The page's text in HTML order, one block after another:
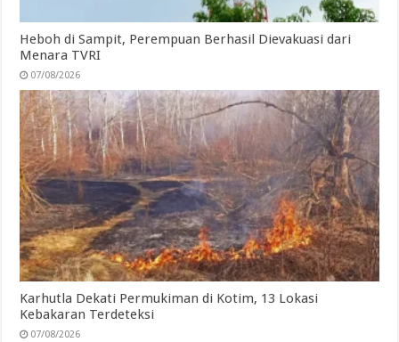
Heboh di Sampit, Perempuan Berhasil Dievakuasi dari
Menara TVRI
07/08/2026
Karhutla Dekati Permukiman di Kotim, 13 Lokasi
Kebakaran Terdeteksi
07/08/2026